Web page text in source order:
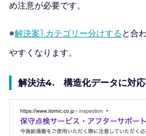
め注意が必要です。
※解決案1.カテゴリー分けすると合
やすくなります。
解決法4. 構造化データに対応